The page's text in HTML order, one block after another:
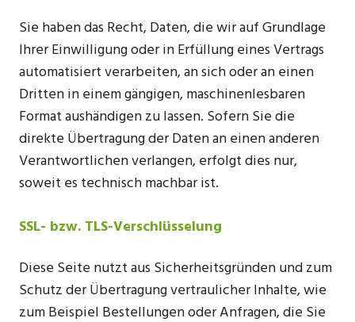
Sie haben das Recht, Daten, die wir auf Grundlage
Ihrer Einwilligung oder in Erfüllung eines Vertrags
automatisiert verarbeiten, an sich oder an einen
Dritten in einem gängigen, maschinenlesbaren
Format aushändigen zu lassen. Sofern Sie die
direkte Übertragung der Daten an einen anderen
Verantwortlichen verlangen, erfolgt dies nur,
soweit es technisch machbar ist.
SSL- bzw. TLS-Verschlüsselung
Diese Seite nutzt aus Sicherheitsgründen und zum
Schutz der Übertragung vertraulicher Inhalte, wie
zum Beispiel Bestellungen oder Anfragen, die Sie